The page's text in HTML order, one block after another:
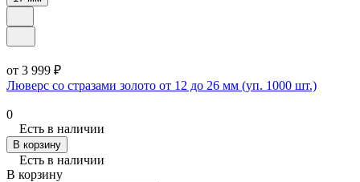
от 3 999 ₽
Люверс со стразами золото от 12 до 26 мм (уп. 1000 шт.)
0
Есть в наличии
В корзину
Есть в наличии
В корзину